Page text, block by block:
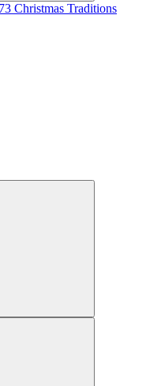
Christmas Traditions